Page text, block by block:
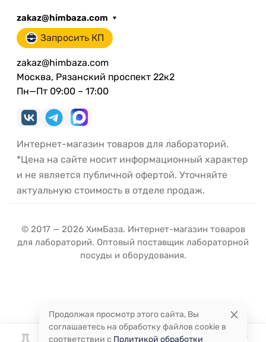
zakaz@himbaza.com
Запросить КП
zakaz@himbaza.com
Москва, Рязанский проспект 22к2
Пн—Пт 09:00 – 17:00
Интернет-магазин товаров для лабораторий.
*Цена на сайте носит информационный характер
и не является публичной офертой. Уточняйте
актуальную стоимость в отделе продаж.
© 2017 — 2026 ХимБаза. Интернет-магазин товаров
для лабораторий. Оптовый поставщик лабораторной
посуды и оборудования.
Продолжая просмотр этого сайта, Вы
соглашаетесь на обработку файлов cookie в
соответствии с Политикой обработки